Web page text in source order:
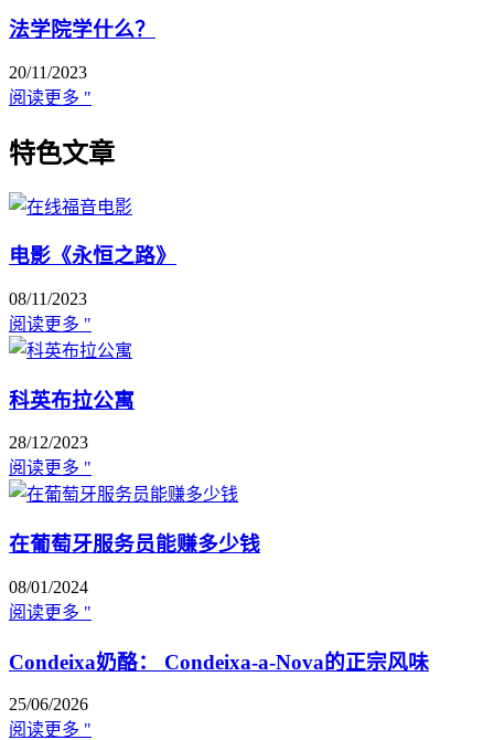
法学院学什么？
20/11/2023
阅读更多 "
特色文章
电影《永恒之路》
08/11/2023
阅读更多 "
科英布拉公寓
28/12/2023
阅读更多 "
在葡萄牙服务员能赚多少钱
08/01/2024
阅读更多 "
Condeixa奶酪： Condeixa-a-Nova的正宗风味
25/06/2026
阅读更多 "